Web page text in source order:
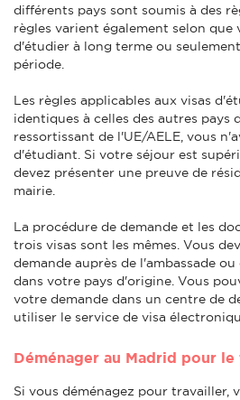
différents pays sont soumis à des
règles varient également selon que
d'étudier à long terme ou
période.
Les règles applicables aux visas
identiques à celles des autres pays
ressortissant de l'UE/AELE, vous
d'étudiant. Si votre séjour est
devez présenter une preuve de
mairie.
La procédure de demande et les
trois visas sont les mêmes. Vous
demande auprès de l'ambassade
dans votre pays d'origine. Vous
votre demande dans un centre de
utiliser le service de visa
Déménager au Madrid pour le
Si vous déménagez pour travailler,